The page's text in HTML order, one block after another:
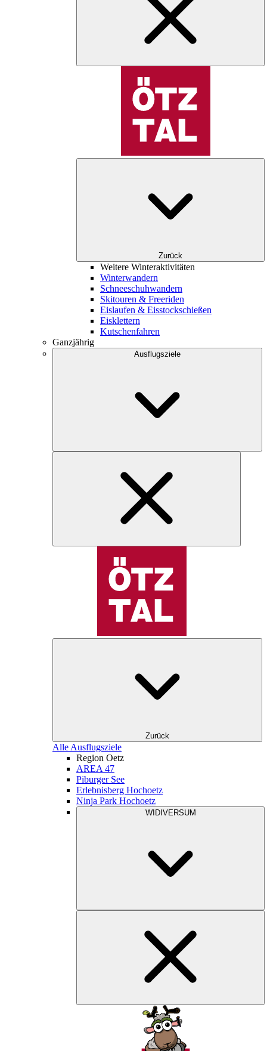
Zurück
Weitere Winteraktivitäten
Winterwandern
Schneeschuhwandern
Skitouren & Freeriden
Eislaufen & Eisstockschießen
Eisklettern
Kutschenfahren
Ganzjährig
Ausflugsziele
Zurück
Alle Ausflugsziele
Region Oetz
AREA 47
Piburger See
Erlebnisberg Hochoetz
Ninja Park Hochoetz
WIDIVERSUM